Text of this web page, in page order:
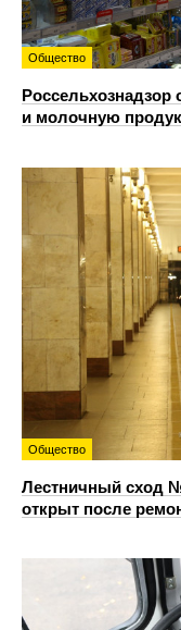
Общество
Россельхознадзор
и молочную
Общество
Лестничный сход
открыт после